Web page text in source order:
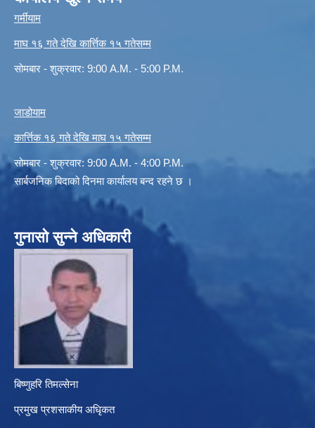
गर्मीयाम
माघ १६ गते देखि कार्त्तिक १५ गतेसम्म
सोमबार - शुक्रवार: 9:00 A.M. - 5:00 P.M.
जाडोयाम
कार्त्तिक १६ गते देखि माघ १५ गतेसम्म
सोमबार - शुक्रवार: 9:00 A.M. - 4:00 P.M.
सार्बजनिक बिदाको दिनमा कार्यालय बन्द रहने छ ।
गुनासो सुन्ने अधिकारी
बिष्णुहरि तिमल्सेना
प्रमुख प्रशसाकीय अधिृकत